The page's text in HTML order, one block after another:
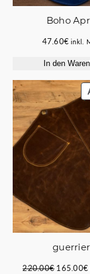
Boho
47.60€ inkl.
In den
220.00€ 165.00€